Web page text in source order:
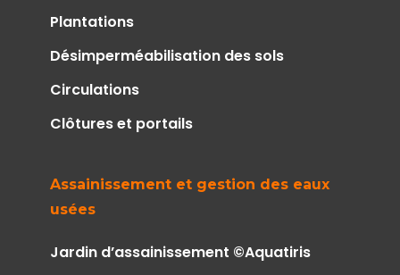
Plantations
Désimperméabilisation des sols
Circulations
Clôtures et portails
Assainissement et gestion des eaux
usées
Jardin d’assainissement ©Aquatiris